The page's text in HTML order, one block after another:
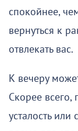
спокойнее,
вернуться к
отвлекать вас.
К вечеру
Скорее всего,
усталость или